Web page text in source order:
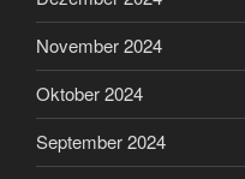
November 2024
Oktober 2024
September 2024